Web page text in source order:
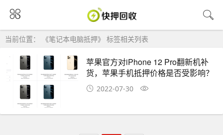
当前位置： 《笔记本电脑抵押》 标签相关列表
苹果官方对iPhone 12 Pro翻新机补
货，苹果手机抵押价格是否受影响？
2022-07-30